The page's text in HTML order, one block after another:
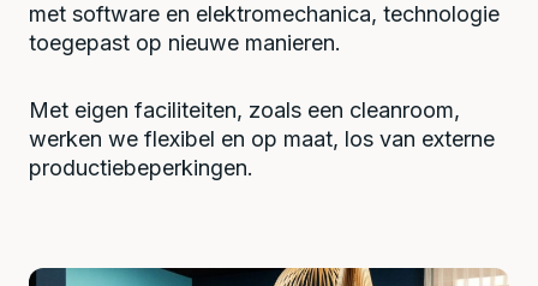
met software en elektromechanica, technologie
toegepast op nieuwe manieren.
Met eigen faciliteiten, zoals een cleanroom,
werken we flexibel en op maat, los van externe
productiebeperkingen.